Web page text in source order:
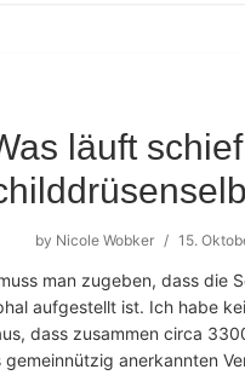
läuft
by Nicole Wobker / 15.
man zugeben, dass die
aufgestellt ist. Ich habe
dass zusammen circa
anerkannten